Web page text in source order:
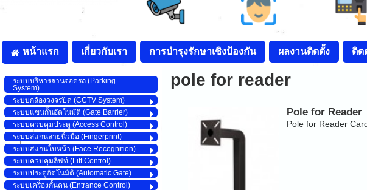
หน้าแรก เกี่ยวกับเรา การบำรุงรักษาเชิงป้องกัน ผลงานติดตั้ง ติด
ระบบบริหารลานจอดรถ (Parking
System)
ระบบกล้องวงจรปิด (CCTV System)
ระบบแขนกั้นอัตโนมัติ (Gate Barrier)
ระบบควบคุมประตู (Access Control)
ระบบสแกนลายนิ้วมือ (Fingerprint)
ระบบสแกนใบหน้า (Face Recognition)
ระบบควบคุมลิฟท์ (Lift Control)
ระบบประตูอัตโนมัติ (Automatic Gate)
ระบบเครื่องกั้นคน (Entrance Control)
pole for reader
Pole for Reader
Pole for Reader